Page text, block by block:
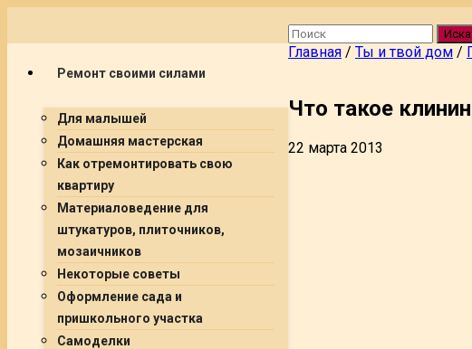
Ремонт своими силами
Для малышей
Домашняя мастерская
Как отремонтировать свою
квартиру
Материаловедение для
штукатуров, плиточников,
мозаичников
Некоторые советы
Оформление сада и
пришкольного участка
Самоделки
Главная / Ты и твой дом /
Что такое
22 марта 2013